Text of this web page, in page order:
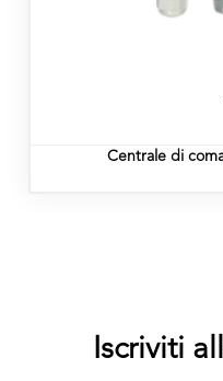
Centrale di
Iscriviti